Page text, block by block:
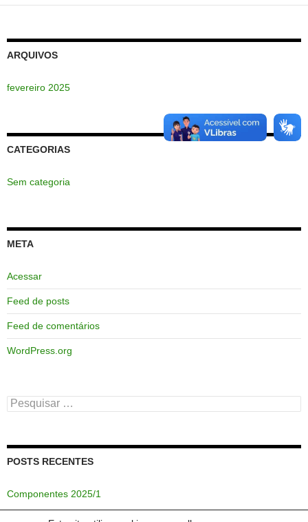
ARQUIVOS
fevereiro 2025
CATEGORIAS
Sem categoria
META
Acessar
Feed de posts
Feed de comentários
WordPress.org
Pesquisar
por:
POSTS RECENTES
Componentes 2025/1